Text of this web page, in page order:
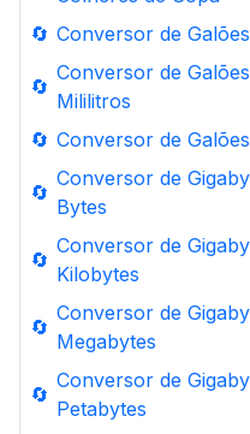
🔄 Conversor de
🔄
Conversor de
Mililitros
🔄 Conversor de
🔄
Conversor de
Bytes
🔄
Conversor de
Kilobytes
🔄
Conversor de
Megabytes
🔄
Conversor de
Petabytes